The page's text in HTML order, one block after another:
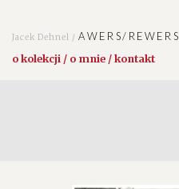
Jacek Dehnel /AWERS/REWERS
o kolekcji / o mnie / kontakt